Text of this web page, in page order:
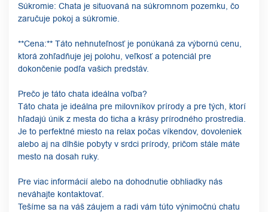
Súkromie: Chata je situovaná na súkromnom pozemku, čo
zaručuje pokoj a súkromie.
**Cena:** Táto nehnuteľnosť je ponúkaná za výbornú cenu,
ktorá zohľadňuje jej polohu, veľkosť a potenciál pre
dokončenie podľa vašich predstáv.
Prečo je táto chata ideálna voľba?
Táto chata je ideálna pre milovníkov prírody a pre tých, ktorí
hľadajú únik z mesta do ticha a krásy prírodného prostredia.
Je to perfektné miesto na relax počas víkendov, dovoleniek
alebo aj na dlhšie pobyty v srdci prírody, pričom stále máte
mesto na dosah ruky.
Pre viac informácií alebo na dohodnutie obhliadky nás
neváhajte kontaktovať.
Tešíme sa na váš záujem a radi vám túto výnimočnú chatu